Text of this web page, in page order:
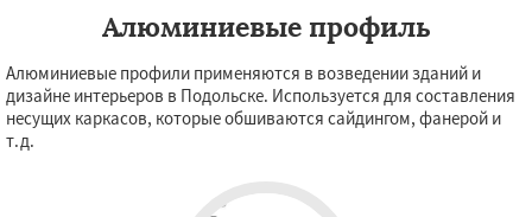
Алюминиевые профиль
Алюминиевые профили применяются в возведении зданий и
дизайне интерьеров в Подольске. Используется для составления
несущих каркасов, которые обшиваются сайдингом, фанерой и
т.д.